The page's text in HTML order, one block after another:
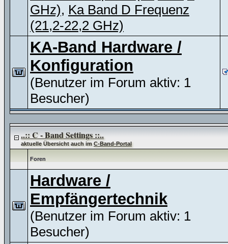
GHz), Ka Band D Frequenz
(21,2-22,2 GHz)
KA-Band Hardware /
Konfiguration
(Benutzer im Forum aktiv: 1
Besucher)
..:: C - Band Settings ::..
aktuelle Übersicht auch imC-Band-Portal
Foren
Hardware /
Empfängertechnik
(Benutzer im Forum aktiv: 1
Besucher)